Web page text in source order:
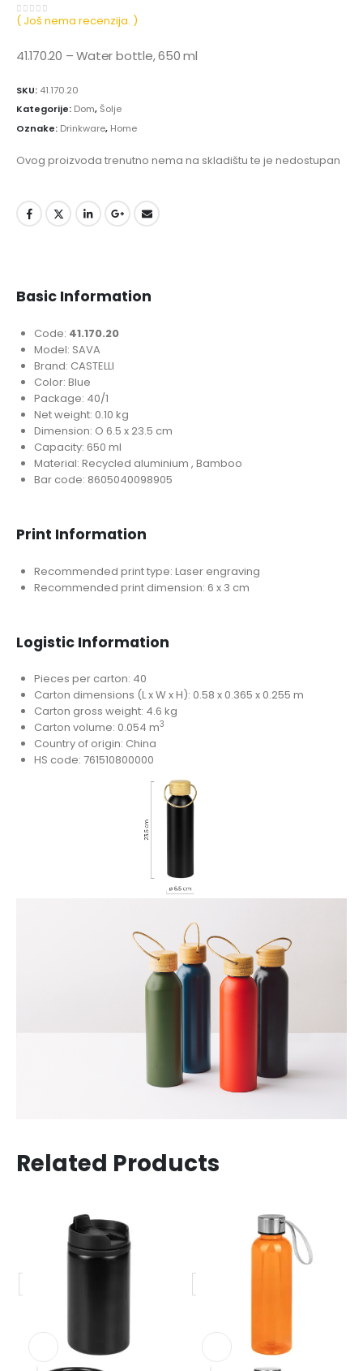
0 out of 5
( Još nema recenzija. )
41.170.20 – Water bottle, 650 ml
SKU: 41.170.20
Kategorije: Dom,Šolje
Oznake: Drinkware, Home
Ovog proizvoda trenutno nema na skladištu te je nedostupan
Basic Information
Code: 41.170.20
Model: SAVA
Brand: CASTELLI
Color: Blue
Package: 40/1
Net weight: 0.10 kg
Dimension: O 6.5 x 23.5 cm
Capacity: 650 ml
Material: Recycled aluminium , Bamboo
Bar code: 8605040098905
Print Information
Recommended print type: Laser engraving
Recommended print dimension: 6 x 3 cm
Logistic Information
Pieces per carton: 40
Carton dimensions (L x W x H): 0.58 x 0.365 x 0.255 m
Carton gross weight: 4.6 kg
Carton volume: 0.054 m3
Country of origin: China
HS code: 761510800000
Related Products